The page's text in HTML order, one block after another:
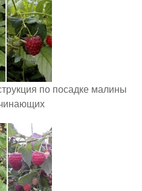
по посадке малины